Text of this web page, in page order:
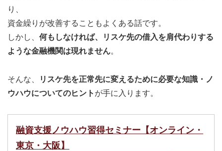
り、
資金繰りが改善することもよくある話です。
しかし、 何もしなければ、リスケ先の借入を肩代わりする
ような金融機関は現れません。
そんな、
リスケ先を正常先に変えるために必要な知識・ノ
ウハウについてのヒント が手に入ります。
融資支援ノウハウ習得セミナー【オンライン・
東京・大阪】